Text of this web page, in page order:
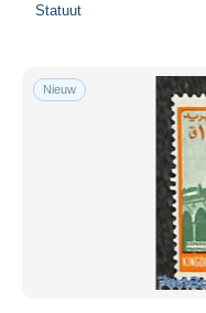
Statuut
Nieuw